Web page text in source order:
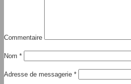
Commentaire
Nom *
Adresse de messagerie *